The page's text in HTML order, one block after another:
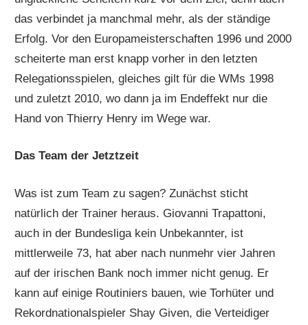
das verbindet ja manchmal mehr, als der ständige
Erfolg. Vor den Europameisterschaften 1996 und 2000
scheiterte man erst knapp vorher in den letzten
Relegationsspielen, gleiches gilt für die WMs 1998
und zuletzt 2010, wo dann ja im Endeffekt nur die
Hand von Thierry Henry im Wege war.
Das Team der Jetztzeit
Was ist zum Team zu sagen? Zunächst sticht
natürlich der Trainer heraus. Giovanni Trapattoni,
auch in der Bundesliga kein Unbekannter, ist
mittlerweile 73, hat aber nach nunmehr vier Jahren
auf der irischen Bank noch immer nicht genug. Er
kann auf einige Routiniers bauen, wie Torhüter und
Rekordnationalspieler Shay Given, die Verteidiger